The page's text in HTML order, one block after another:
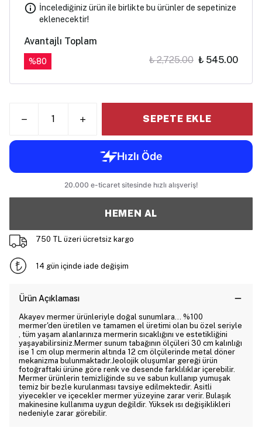
İncelediğiniz ürün ile birlikte bu ürünler de sepetinize
eklenecektir!
Avantajlı Toplam
%80 ₺ 2,725.00 ₺ 545.00
SEPETE EKLE
HEMEN AL
750 TL üzeri ücretsiz kargo
14 gün içinde iade değişim
Ürün Açıklaması
Akayev mermer ürünleriyle doğal sunumlara... %100
mermer'den üretilen ve tamamen el üretimi olan bu özel seriyle
, tüm yaşam alanlarınıza mermerin sıcaklığını ve estetikliğini
yaşayabilirsiniz.Mermer sunum tabağının ölçüleri 30 cm kalınlığı
ise 1 cm olup mermerin altında 12 cm ölçülerinde metal döner
mekanizma bulunmaktadır.Jeolojik oluşumlar gereği ürün
fotoğraftaki ürüne göre renk ve desende farklılıklar içerebilir.
Mermer ürünlerin temizliğinde su ve sabun kullanıp yumuşak
temiz bir bezle kurulanması tavsiye edilmektedir. Asitli
yiyecekler ve içecekler mermer yüzeyine zarar verir. Bulaşık
makinesine kullanıma uygun değildir. Yüksek ısı değişiklikleri
nedeniyle zarar görebilir.